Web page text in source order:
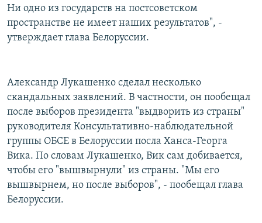
Ни одно из государств на постсоветском
пространстве не имеет наших результатов", -
утверждает глава Белоруссии.
Александр Лукашенко сделал несколько
скандальных заявлений. В частности, он пообещал
после выборов президента "выдворить из страны"
руководителя Консультативно-наблюдательной
группы ОБСЕ в Белоруссии посла Ханса-Георга
Вика. По словам Лукашенко, Вик сам добивается,
чтобы его "вышвырнули" из страны. "Мы его
вышвырнем, но после выборов", - пообещал глава
Белоруссии.